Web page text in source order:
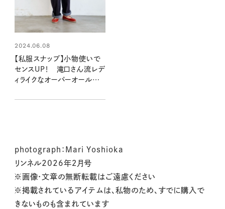
2024.06.08
【私服スナップ】小物使いで
センスUP！ 滝口さん流レデ
ィライクなオーバーオールスタ
photograph：Mari Yoshioka
リンネル2026年２月号
※画像・文章の無断転載はご遠慮ください
※掲載されているアイテムは、私物のため、すでに購入で
きないものも含まれています